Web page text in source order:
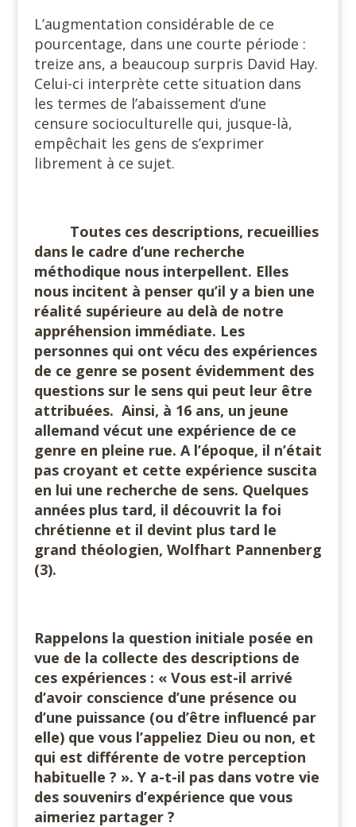
L’augmentation considérable de ce
pourcentage, dans une courte période :
treize ans, a beaucoup surpris David Hay.
Celui-ci interprète cette situation dans
les termes de l’abaissement d’une
censure socioculturelle qui, jusque-là,
empêchait les gens de s’exprimer
librement à ce sujet.
Toutes ces descriptions, recueillies
dans le cadre d’une recherche
méthodique nous interpellent. Elles
nous incitent à penser qu’il y a bien une
réalité supérieure au delà de notre
appréhension immédiate. Les
personnes qui ont vécu des expériences
de ce genre se posent évidemment des
questions sur le sens qui peut leur être
attribuées. Ainsi, à 16 ans, un jeune
allemand vécut une expérience de ce
genre en pleine rue. A l’époque, il n’était
pas croyant et cette expérience suscita
en lui une recherche de sens. Quelques
années plus tard, il découvrit la foi
chrétienne et il devint plus tard le
grand théologien, Wolfhart Pannenberg
(3).
Rappelons la question initiale posée en
vue de la collecte des descriptions de
ces expériences : « Vous est-il arrivé
d’avoir conscience d’une présence ou
d’une puissance (ou d’être influencé par
elle) que vous l’appeliez Dieu ou non, et
qui est différente de votre perception
habituelle ? ». Y a-t-il pas dans votre vie
des souvenirs d’expérience que vous
aimeriez partager ?